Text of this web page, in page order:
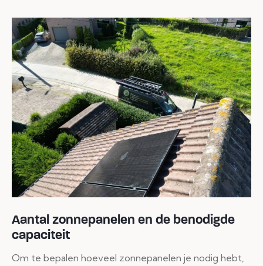
Aantal zonnepanelen en de benodigde
capaciteit
Om te bepalen hoeveel zonnepanelen je nodig hebt,